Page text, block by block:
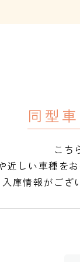
同型
こち
近しい車種を
入庫情報がござ